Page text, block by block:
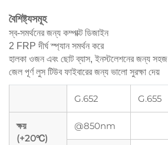
বৈশিষ্ট্যসমূহ
স্ব-সমর্থনের জন্য কম্পাক্ট ডিজাইন
2 FRP দীর্ঘ স্প্যান সমর্থন করে
হালকা ওজন এবং ছোট ব্যাস, ইনস্টলেশনের জন্য সহজ
জেল পূর্ণ লুস টিউব ফাইবারের জন্য ভালো সুরক্ষা দেয়
G.652 G.655
ক্ষয়
(+20℃)
@850nm